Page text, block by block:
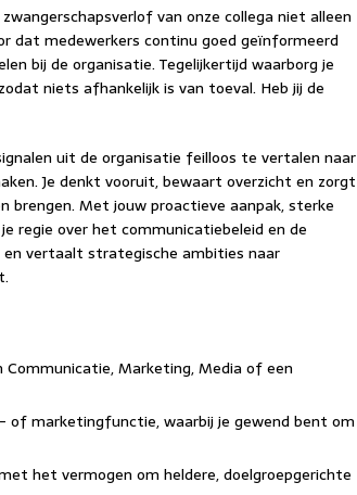
van onze collega niet alleen
dat medewerkers continu goed geïnformeerd
bij de organisatie. Tegelijkertijd waarborg je
niets afhankelijk is van toeval. Heb jij de
uit de organisatie feilloos te vertalen naar
Je denkt vooruit, bewaart overzicht en zorgt
brengen. Met jouw proactieve aanpak, sterke
regie over het communicatiebeleid en de
vertaalt strategische ambities naar
Marketing, Media of een
of marketingfunctie, waarbij je gewend bent om
het vermogen om heldere, doelgroepgerichte